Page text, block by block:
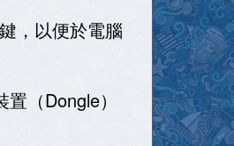
，以便於電腦
（Dongle）